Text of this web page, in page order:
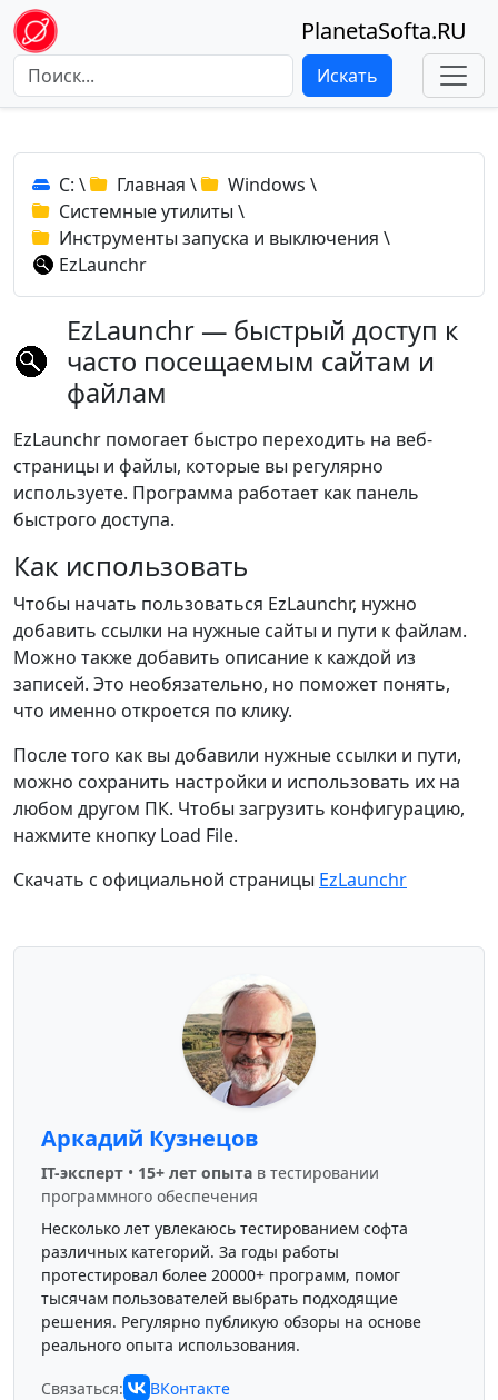
PlanetaSofta.RU
Искать
C: \ Главная \ Windows \
Системные утилиты \
Инструменты запуска и выключения \
EzLaunchr
EzLaunchr — быстрый доступ к
часто посещаемым сайтам и
файлам
EzLaunchr помогает быстро переходить на веб-
страницы и файлы, которые вы регулярно
используете. Программа работает как панель
быстрого доступа.
Как использовать
Чтобы начать пользоваться EzLaunchr, нужно
добавить ссылки на нужные сайты и пути к файлам.
Можно также добавить описание к каждой из
записей. Это необязательно, но поможет понять,
что именно откроется по клику.
После того как вы добавили нужные ссылки и пути,
можно сохранить настройки и использовать их на
любом другом ПК. Чтобы загрузить конфигурацию,
нажмите кнопку Load File.
Скачать с официальной страницы EzLaunchr
Аркадий Кузнецов
IT-эксперт • 15+ лет опыта в тестировании
программного обеспечения
Несколько лет увлекаюсь тестированием софта
различных категорий. За годы работы
протестировал более 20000+ программ, помог
тысячам пользователей выбрать подходящие
решения. Регулярно публикую обзоры на основе
реального опыта использования.
Связаться: ВКонтакте